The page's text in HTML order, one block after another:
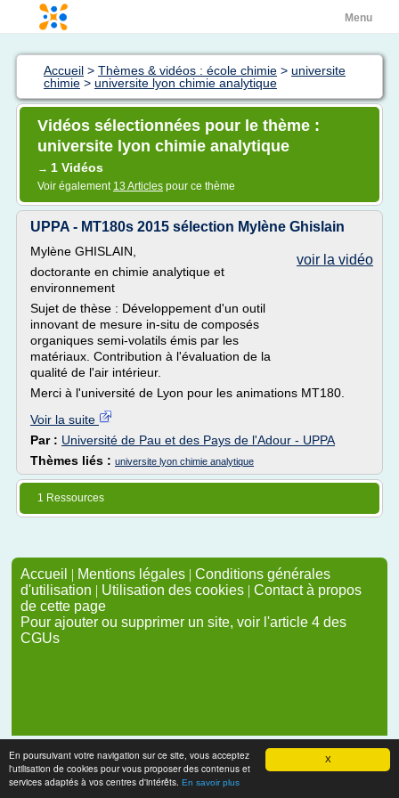
X
En poursuivant votre navigation sur ce site, vous acceptez
l'utilisation de cookies pour vous proposer des contenus et
services adaptés à vos centres d'intérêts. En savoir plus
Menu
Accueil > Thèmes & vidéos : école chimie > universite
chimie > universite lyon chimie analytique
Vidéos sélectionnées pour le thème :
universite lyon chimie analytique
→ 1 Vidéos
Voir également 13 Articles pour ce thème
UPPA - MT180s 2015 sélection Mylène Ghislain
voir la vidéo
Mylène GHISLAIN,
doctorante en chimie analytique et
environnement
Sujet de thèse : Développement d'un outil
innovant de mesure in-situ de composés
organiques semi-volatils émis par les
matériaux. Contribution à l'évaluation de la
qualité de l'air intérieur.
Merci à l'université de Lyon pour les animations MT180.
Voir la suite
Par : Université de Pau et des Pays de l'Adour - UPPA
Thèmes liés : universite lyon chimie analytique
1 Ressources
Accueil | Mentions légales | Conditions générales
d'utilisation | Utilisation des cookies | Contact à propos
de cette page
Pour ajouter ou supprimer un site, voir l'article 4 des
CGUs